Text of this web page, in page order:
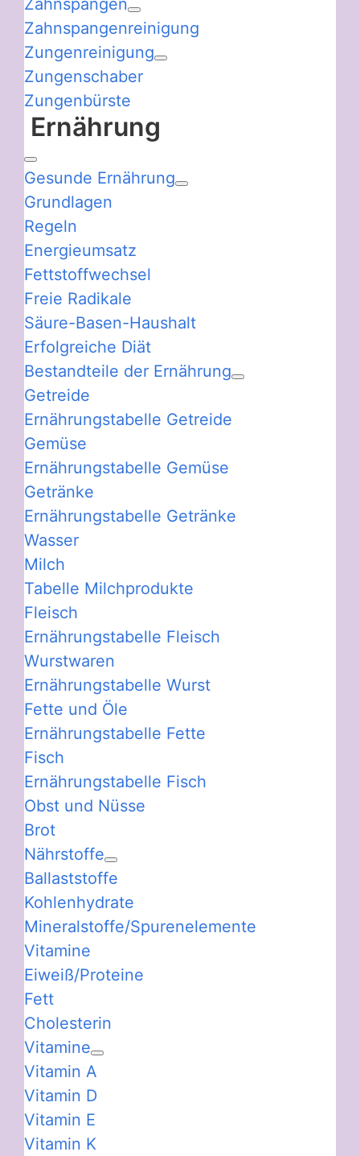
Zahnspangenreinigung
Zungenreinigung
Zungenschaber
Zungenbürste
Ernährung
Gesunde Ernährung
Grundlagen
Regeln
Energieumsatz
Fettstoffwechsel
Freie Radikale
Säure-Basen-Haushalt
Erfolgreiche Diät
Bestandteile der Ernährung
Getreide
Ernährungstabelle Getreide
Gemüse
Ernährungstabelle Gemüse
Getränke
Ernährungstabelle Getränke
Wasser
Milch
Tabelle Milchprodukte
Fleisch
Ernährungstabelle Fleisch
Wurstwaren
Ernährungstabelle Wurst
Fette und Öle
Ernährungstabelle Fette
Fisch
Ernährungstabelle Fisch
Obst und Nüsse
Brot
Nährstoffe
Ballaststoffe
Kohlenhydrate
Mineralstoffe/Spurenelemente
Vitamine
Eiweiß/Proteine
Fett
Cholesterin
Vitamine
Vitamin A
Vitamin D
Vitamin E
Vitamin K